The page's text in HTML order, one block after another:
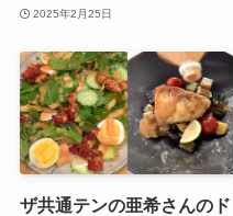
2025年2月25日
ザ共通テンの亜希さんのド